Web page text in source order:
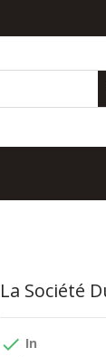
La Société
done In